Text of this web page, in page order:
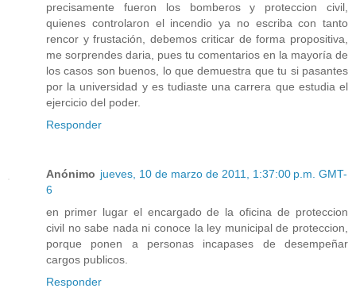
precisamente fueron los bomberos y proteccion civil,
quienes controlaron el incendio ya no escriba con tanto
rencor y frustación, debemos criticar de forma propositiva,
me sorprendes daria, pues tu comentarios en la mayoría de
los casos son buenos, lo que demuestra que tu si pasantes
por la universidad y es tudiaste una carrera que estudia el
ejercicio del poder.
Responder
Anónimo jueves, 10 de marzo de 2011, 1:37:00 p.m. GMT-
6
en primer lugar el encargado de la oficina de proteccion
civil no sabe nada ni conoce la ley municipal de proteccion,
porque ponen a personas incapases de desempeñar
cargos publicos.
Responder